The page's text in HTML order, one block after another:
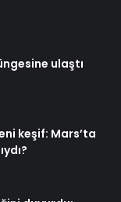
ulaştı
keşif: Mars’ta